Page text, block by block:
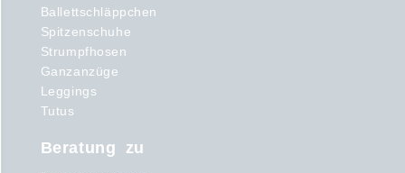
Ballettschläppchen
Spitzenschuhe
Strumpfhosen
Ganzanzüge
Leggings
Tutus
Beratung zu